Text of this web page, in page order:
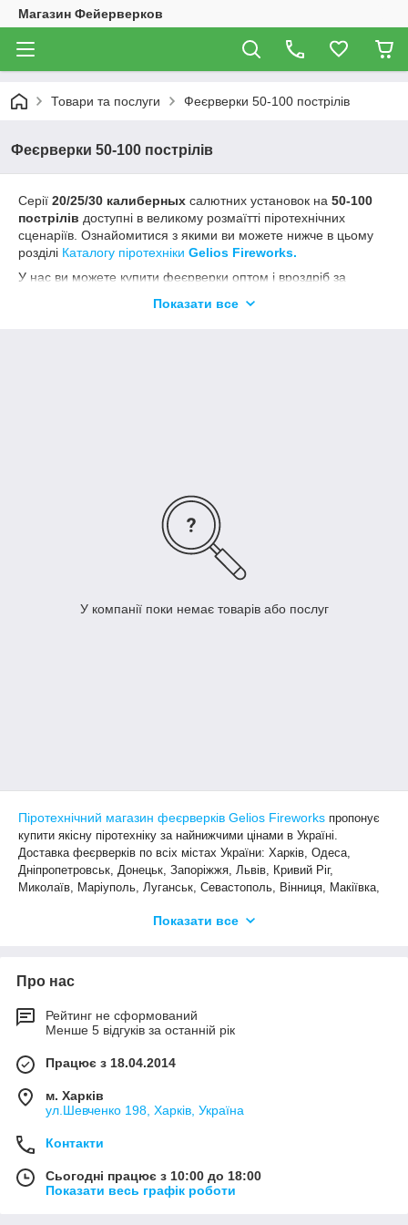
Магазин Фейерверков
Товари та послуги Феєрверки 50-100 пострілів
Феєрверки 50-100 пострілів
Серії 20/25/30 калиберных салютних установок на 50-100
пострілів доступні в великому розмаїтті піротехнічних
сценаріїв. Ознайомитися з якими ви можете нижче в цьому
розділі Каталогу піротехніки Gelios Fireworks.
У нас ви можете купити феєрверки оптом і вроздріб за
Gelios Fireworks
Показати все
У компанії поки немає товарів або послуг
Піротехнічний магазин феєрверків Gelios Fireworks пропонує
купити якісну піротехніку за найнижчими цінами в Україні.
Доставка феєрверків по всіх містах України: Харків, Одеса,
Дніпропетровськ, Донецьк, Запоріжжя, Львів, Кривий Ріг,
Миколаїв, Маріуполь, Луганськ, Севастополь, Вінниця, Макіївка,
Суми, Хмельницький, Горлівка, Рівне, Кіровоград,
Нікополь, Сєвєродонецьк, Слов'янськ, Бердянськ, Ужгород,
Алчевськ, Павлоград, Євпаторія, Лисичанськ, Кам'янець-
Подільський.
Показати все
Про нас
Рейтинг не сформований
Менше 5 відгуків за останній рік
Працює з 18.04.2014
м. Харків
ул.Шевченко 198, Харків, Україна
Контакти
Сьогодні працює з 10:00 до 18:00
Показати весь графік роботи